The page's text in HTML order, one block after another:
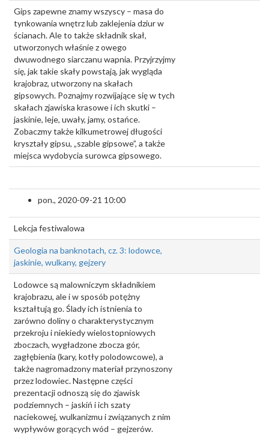
Gips zapewne znamy wszyscy – masa do
tynkowania wnętrz lub zaklejenia dziur w
ścianach. Ale to także składnik skał,
utworzonych właśnie z owego
dwuwodnego siarczanu wapnia. Przyjrzyjmy
się, jak takie skały powstają, jak wygląda
krajobraz, utworzony na skałach
gipsowych. Poznajmy rozwijające się w tych
skałach zjawiska krasowe i ich skutki –
jaskinie, leje, uwały, jamy, ostańce.
Zobaczmy także kilkumetrowej długości
kryształy gipsu, „szable gipsowe”, a także
miejsca wydobycia surowca gipsowego.
pon., 2020-09-21 10:00
Lekcja festiwalowa
Geologia na banknotach, cz. 3: lodowce,
jaskinie, wulkany, gejzery
Lodowce są malowniczym składnikiem
krajobrazu, ale i w sposób potężny
kształtują go. Ślady ich istnienia to
zarówno doliny o charakterystycznym
przekroju i niekiedy wielostopniowych
zboczach, wygładzone zbocza gór,
zagłębienia (kary, kotły polodowcowe), a
także nagromadzony materiał przynoszony
przez lodowiec. Następne części
prezentacji odnoszą się do zjawisk
podziemnych – jaskiń i ich szaty
naciekowej, wulkanizmu i związanych z nim
wypływów gorących wód – gejzerów.